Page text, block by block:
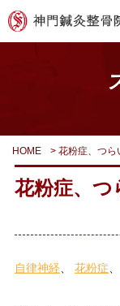
HOME > 花粉症、つら
花粉症、
自律神経 花粉症